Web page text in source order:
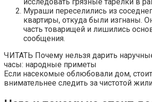
исследовать грязные тарелки в
Мураши переселились из
квартиры, откуда были изгнаны.
часть товарищей и лишились
сообщения.
ЧИТАТЬ Почему нельзя дарить
часы: народные приметы
Если насекомые облюбовали дом,
внимательнее следить за чистотой